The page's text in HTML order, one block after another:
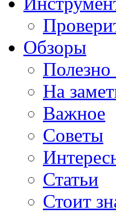
Обзоры
Полезно
На
Важное
Советы
Статьи
Стоит